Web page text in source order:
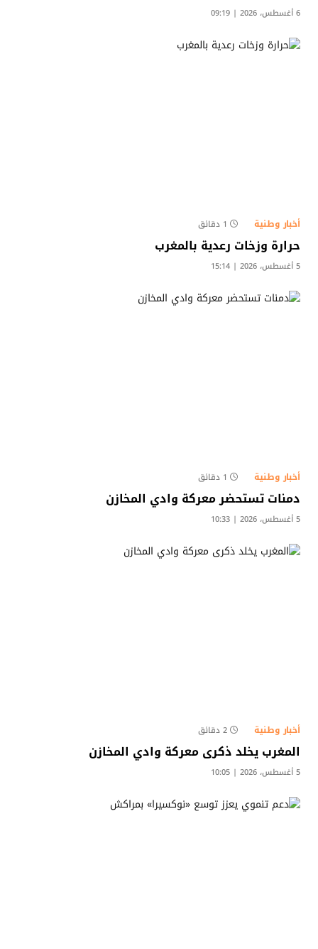
6 أغسطس، 2026 | 09:19
أخبار وطنية 1 دقائق
حرارة وزخات رعدية بالمغرب
5 أغسطس، 2026 | 15:14
أخبار وطنية 1 دقائق
دمنات تستحضر معركة وادي المخازن
5 أغسطس، 2026 | 10:33
أخبار وطنية 2 دقائق
المغرب يخلد ذكرى معركة وادي المخازن
5 أغسطس، 2026 | 10:05